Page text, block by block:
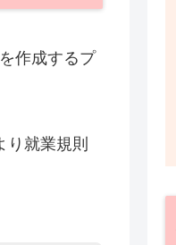
作成するプ
就業規則